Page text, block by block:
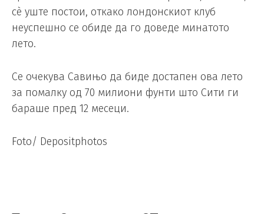
сè уште постои, откако лондонскиот клуб
неуспешно се обиде да го доведе минатото
лето.
Се очекува Савињо да биде достапен ова лето
за помалку од 70 милиони фунти што Сити ги
бараше пред 12 месеци.
Foto/ Depositphotos